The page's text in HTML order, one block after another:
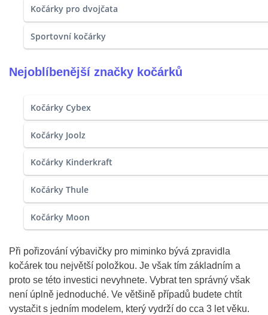
Kočárky pro dvojčata
Sportovní kočárky
Nejoblíbenější značky kočárků
Kočárky Cybex
Kočárky Joolz
Kočárky Kinderkraft
Kočárky Thule
Kočárky Moon
Při pořizování výbavičky pro miminko bývá zpravidla
kočárek tou největší položkou. Je však tím základním a
proto se této investici nevyhnete. Vybrat ten správný však
není úplně jednoduché. Ve většině případů budete chtít
vystačit s jedním modelem, který vydrží do cca 3 let věku.